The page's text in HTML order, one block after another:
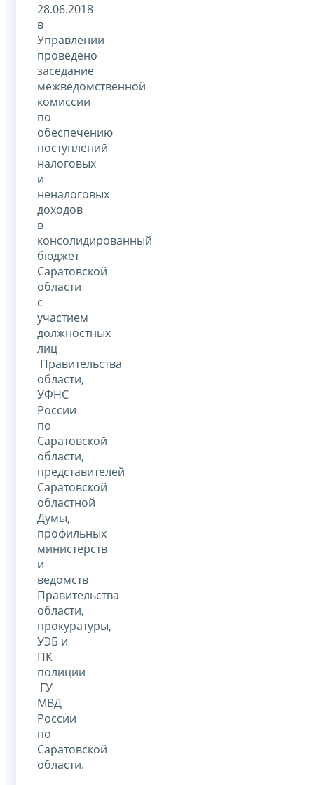
28.06.2018
в
Управлении
проведено
заседание
межведомственной
комиссии
по
обеспечению
поступлений
налоговых
и
неналоговых
доходов
в
консолидированный
бюджет
Саратовской
области
с
участием
должностных
лиц
Правительства
области,
УФНС
России
по
Саратовской
области,
представителей
Саратовской
областной
Думы,
профильных
министерств
и
ведомств
Правительства
области,
прокуратуры,
УЭБ и
ПК
полиции
ГУ
МВД
России
по
Саратовской
области.